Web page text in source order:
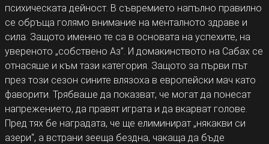
психическата дейност. В съвремието напълно правилно
се обръща голямо внимание на менталното здраве и
сила. Защото именно те са в основата на успехите, на
увереното „собствено Аз”. И домакинството на Сабах се
отнасяше и към тази категория. Защото за първи път
през този сезон сините влязоха в европейски мач като
фаворити. Трябваше да показват, че могат да понесат
напрежението, да правят играта и да вкарват голове.
Пред тях бе наградата, че ще елиминират „някакви си
азери“, а встрани зееща бездна, чакаща да бъде